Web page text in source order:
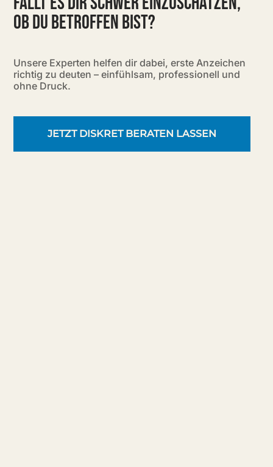
OB DU BETROFFEN BIST?
Unsere Experten helfen dir dabei, erste Anzeichen
richtig zu deuten – einfühlsam, professionell und
ohne Druck.
JETZT DISKRET BERATEN LASSEN